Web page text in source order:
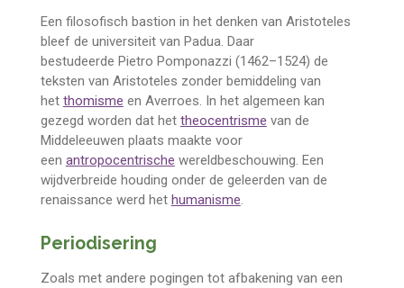
Een filosofisch bastion in het denken van Aristoteles
bleef de universiteit van Padua. Daar
bestudeerde Pietro Pomponazzi (1462–1524) de
teksten van Aristoteles zonder bemiddeling van
het thomisme en Averroes. In het algemeen kan
gezegd worden dat het theocentrisme van de
Middeleeuwen plaats maakte voor
een antropocentrische wereldbeschouwing. Een
wijdverbreide houding onder de geleerden van de
renaissance werd het humanisme.
Periodisering
Zoals met andere pogingen tot afbakening van een